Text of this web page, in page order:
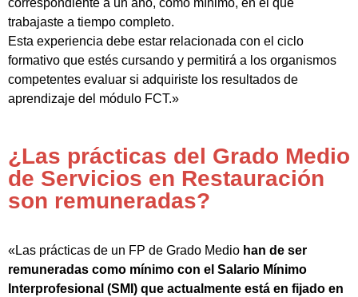
correspondiente a un año, como mínimo, en el que
trabajaste a tiempo completo.
Esta experiencia debe estar relacionada con el ciclo
formativo que estés cursando y permitirá a los organismos
competentes evaluar si adquiriste los resultados de
aprendizaje del módulo FCT.»
¿Las prácticas del Grado Medio
de Servicios en Restauración
son remuneradas?
«Las prácticas de un FP de Grado Medio han de ser
remuneradas como mínimo con el Salario Mínimo
Interprofesional (SMI) que actualmente está en fijado en